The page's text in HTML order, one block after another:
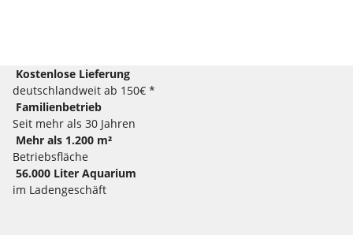
Kostenlose Lieferung
deutschlandweit ab 150€ *
Familienbetrieb
Seit mehr als 30 Jahren
Mehr als 1.200 m²
Betriebsfläche
56.000 Liter Aquarium
im Ladengeschäft